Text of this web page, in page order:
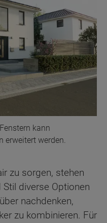
kann
erweitert werden.
zu sorgen, stehen
diverse Optionen
nachdenken,
zu kombinieren. Für